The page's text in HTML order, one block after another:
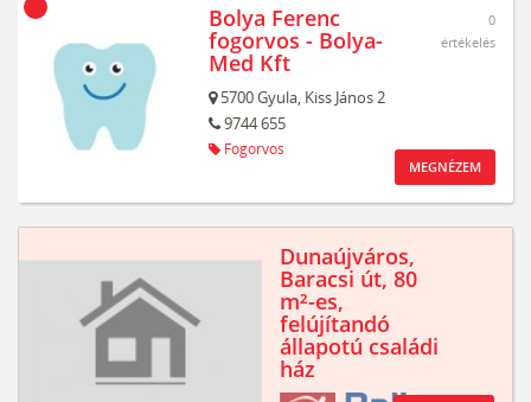
Bolya Ferenc
fogorvos - Bolya-
Med Kft
5700Gyula, Kiss János 2
9744 655
Fogorvos
0
értékelés
MEGNÉZEM
Dunaújváros,
Baracsi út, 80
m²-es,
felújítandó
állapotú családi
ház